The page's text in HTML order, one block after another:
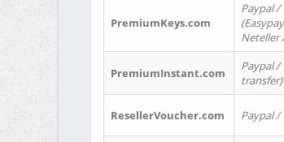
PremiumKeys.com
Paypal /
Neteller
PremiumInstant.com
Paypal /
ResellerVoucher.com Paypal /